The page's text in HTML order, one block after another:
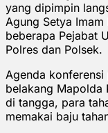
yang dipimpin
Agung Setya
beberapa Pejabat
Polres dan Polsek.
Agenda
belakang Mapolda
di tangga, para
memakai baju